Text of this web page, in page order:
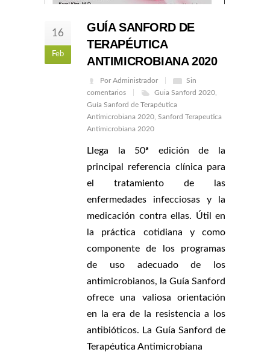
16
Feb
GUÍA SANFORD DE
TERAPÉUTICA
ANTIMICROBIANA 2020
Por Administrador
Sin
comentarios
Guia Sanford 2020
Guía Sanford de Terapéutica
Antimicrobiana 2020 Sanford Terapeutica
Antimicrobiana 2020
Llega la 50ª edición de la
principal referencia clínica para
el tratamiento de las
enfermedades infecciosas y la
medicación contra ellas. Útil en
la práctica cotidiana y como
componente de los programas
de uso adecuado de los
antimicrobianos, la Guía Sanford
ofrece una valiosa orientación
en la era de la resistencia a los
antibióticos. La Guía Sanford de
Terapéutica Antimicrobiana